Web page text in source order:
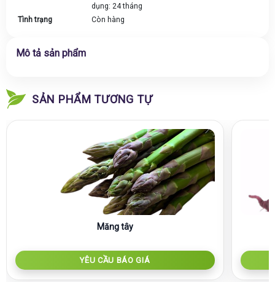
dụng: 24 tháng
Tình trạng
Còn hàng
Mô tả sản phẩm
SẢN PHẨM TƯƠNG TỰ
Măng tây
YÊU CẦU BÁO GIÁ